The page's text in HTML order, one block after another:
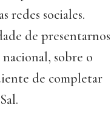
redes sociales.
de presentarnos
sobre o
de completar